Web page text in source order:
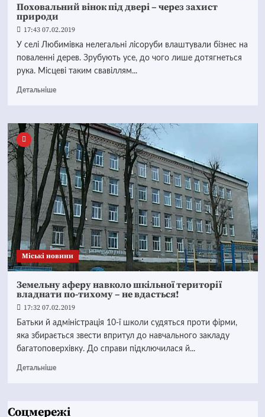
Поховальний вінок під двері – через захист
природи
17:43 07.02.2019
У селі Любимівка нелегальні лісоруби влаштували бізнес на
поваленні дерев. Зрубують усе, до чого лише дотягнеться
рука. Місцеві таким свавіллям...
Детальніше
Mіські новини
Земельну аферу навколо шкільної території
владнати по-тихому – не вдасться!
17:32 07.02.2019
Батьки й адміністрація 10-ї школи судяться проти фірми,
яка збирається звести впритул до навчального закладу
багатоповерхівку. До справи підключилася й...
Детальніше
Соцмережі